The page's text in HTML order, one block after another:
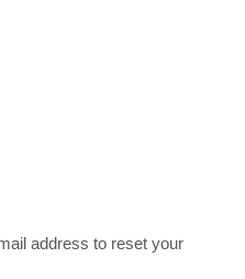
address to reset your